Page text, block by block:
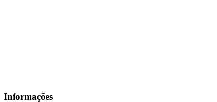
Informações